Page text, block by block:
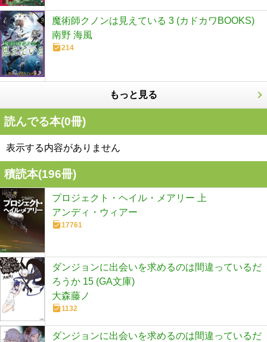
魔術師クノンは見えている 3 (カドカワBOOKS)
南野 海風
214
もっと見る
読んでる本(0冊)
表示する内容がありません
積読本(196冊)
プロジェクト・ヘイル・メアリー 上
アンディ・ウィアー
17761
ダンジョンに出会いを求めるのは間違っているだ
ろうか 15 (GA文庫)
大森藤ノ
1132
ダンジョンに出会いを求めるのは間違っているだ